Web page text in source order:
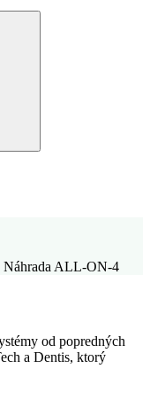
Náhrada ALL-ON-4
od popredných
a Dentis, ktorý